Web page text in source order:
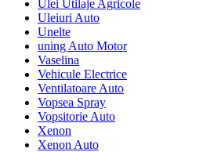
Ulei Utilaje Agricole
Uleiuri Auto
Unelte
uning Auto Motor
Vaselina
Vehicule Electrice
Ventilatoare Auto
Vopsea Spray
Vopsitorie Auto
Xenon
Xenon Auto